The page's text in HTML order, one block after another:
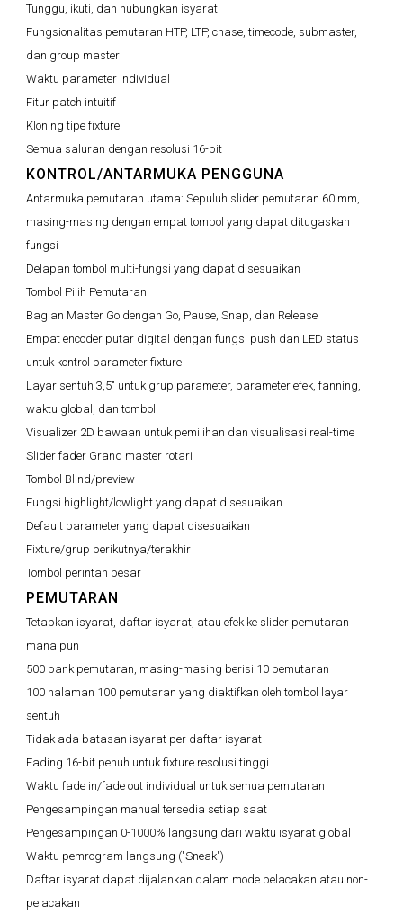
Tunggu, ikuti, dan hubungkan isyarat
Fungsionalitas pemutaran HTP, LTP, chase, timecode, submaster,
dan group master
Waktu parameter individual
Fitur patch intuitif
Kloning tipe fixture
Semua saluran dengan resolusi 16-bit
KONTROL/ANTARMUKA PENGGUNA
Antarmuka pemutaran utama: Sepuluh slider pemutaran 60 mm,
masing-masing dengan empat tombol yang dapat ditugaskan
fungsi
Delapan tombol multi-fungsi yang dapat disesuaikan
Tombol Pilih Pemutaran
Bagian Master Go dengan Go, Pause, Snap, dan Release
Empat encoder putar digital dengan fungsi push dan LED status
untuk kontrol parameter fixture
Layar sentuh 3,5" untuk grup parameter, parameter efek, fanning,
waktu global, dan tombol
Visualizer 2D bawaan untuk pemilihan dan visualisasi real-time
Slider fader Grand master rotari
Tombol Blind/preview
Fungsi highlight/lowlight yang dapat disesuaikan
Default parameter yang dapat disesuaikan
Fixture/grup berikutnya/terakhir
Tombol perintah besar
PEMUTARAN
Tetapkan isyarat, daftar isyarat, atau efek ke slider pemutaran
mana pun
500 bank pemutaran, masing-masing berisi 10 pemutaran
100 halaman 100 pemutaran yang diaktifkan oleh tombol layar
sentuh
Tidak ada batasan isyarat per daftar isyarat
Fading 16-bit penuh untuk fixture resolusi tinggi
Waktu fade in/fade out individual untuk semua pemutaran
Pengesampingan manual tersedia setiap saat
Pengesampingan 0-1000% langsung dari waktu isyarat global
Waktu pemrogram langsung ("Sneak")
Daftar isyarat dapat dijalankan dalam mode pelacakan atau non-
pelacakan